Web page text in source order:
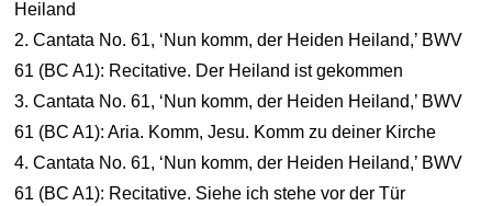
Heiland
2. Cantata No. 61, ‘Nun komm, der Heiden Heiland,’ BWV
61 (BC A1): Recitative. Der Heiland ist gekommen
3. Cantata No. 61, ‘Nun komm, der Heiden Heiland,’ BWV
61 (BC A1): Aria. Komm, Jesu. Komm zu deiner Kirche
4. Cantata No. 61, ‘Nun komm, der Heiden Heiland,’ BWV
61 (BC A1): Recitative. Siehe ich stehe vor der Tür